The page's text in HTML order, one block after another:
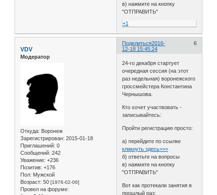
в) нажмите на кнопку
"ОТПРАВИТЬ"
+1
Поделиться 6
2016-
12-18 15:45:24
VDV
Модератор
Откуда: Воронеж
Зарегистрирован: 2015-01-18
Приглашений: 0
Сообщений: 242
Уважение: +236
Позитив: +176
Пол: Мужской
Возраст: 50 [1976-02-06]
Провел на форуме:
24-го декабря стартует
очередная сессия (на этот
раз недельная) воронежского
гроссмейстера Константина
Чернышова.
Кто хочет участвовать -
записывайтесь:
Пройти регистрацию просто:
а) перейдите по ссылке
кликнуть здесь>>>
б) ответьте на вопросы
в) нажмите на кнопку
"ОТПРАВИТЬ"
Вот как протекали занятия в
прошлый раз: